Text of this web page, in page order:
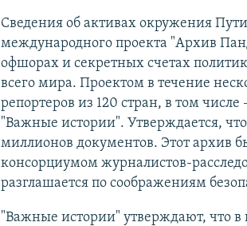
Сведения об активах окружения
международного проекта "Архив
офшорах и секретных счетах
всего мира. Проектом в течение
репортеров из 120 стран, в том
"Важные истории". Утверждается, что
миллионов документов. Этот архив
консорциумом журналистов-
разглашается по соображениям
"Важные истории" утверждают, что в